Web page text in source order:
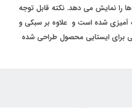
را نمایش می دهد. نکته قابل توجه
آمیزی شده است و علاوه بر سبکی و
برای ایستایی محصول طراحی شده